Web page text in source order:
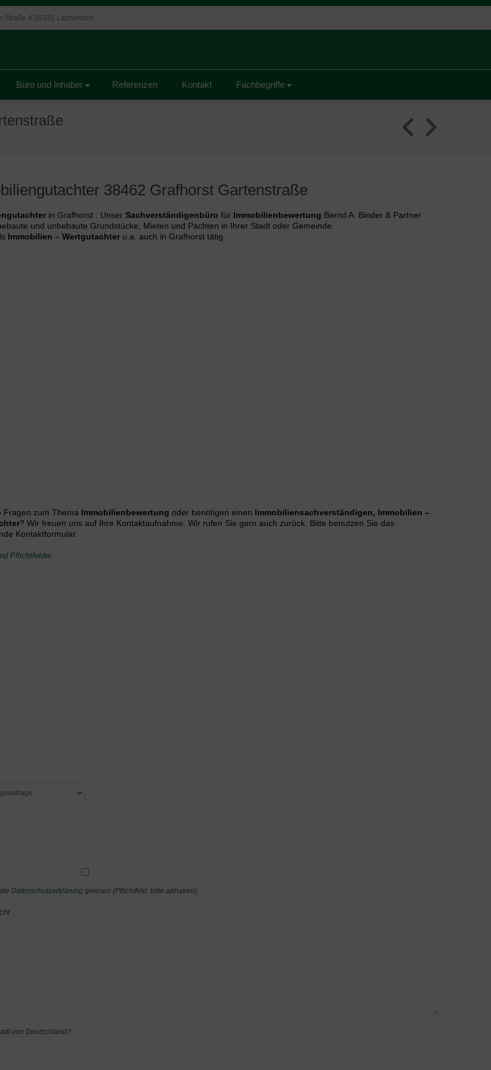
Straße 4 29331 Lachendorf
Büro und Inhaber Referenzen Kontakt Fachbegriffe
38462 Grafhorst Gartenstraße
in Grafhorst : Unser Sachverständigenbüro für Immobilienbewertung Bernd A. Binder & Partner
und unbebaute Grundstücke, Mieten und Pachten in Ihrer Stadt oder Gemeinde.
Immobilien – Wertgutachter u.a. auch in Grafhorst tätig.
Fragen zum Thema Immobilienbewertung oder benötigen einen Immobiliensachverständigen, Immobilien –
? Wir freuen uns auf Ihre Kontaktaufnahme. Wir rufen Sie gern auch zurück. Bitte benutzen Sie das
Kontaktformular.
Pflichtfelder
Datenschutzerklärung gelesen (Pflichtfeld, bitte abhaken).
von Deutschland?